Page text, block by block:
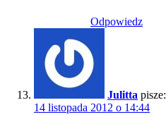
Odpowiedz
Julitta pisze:
14 listopada 2012 o 14:44